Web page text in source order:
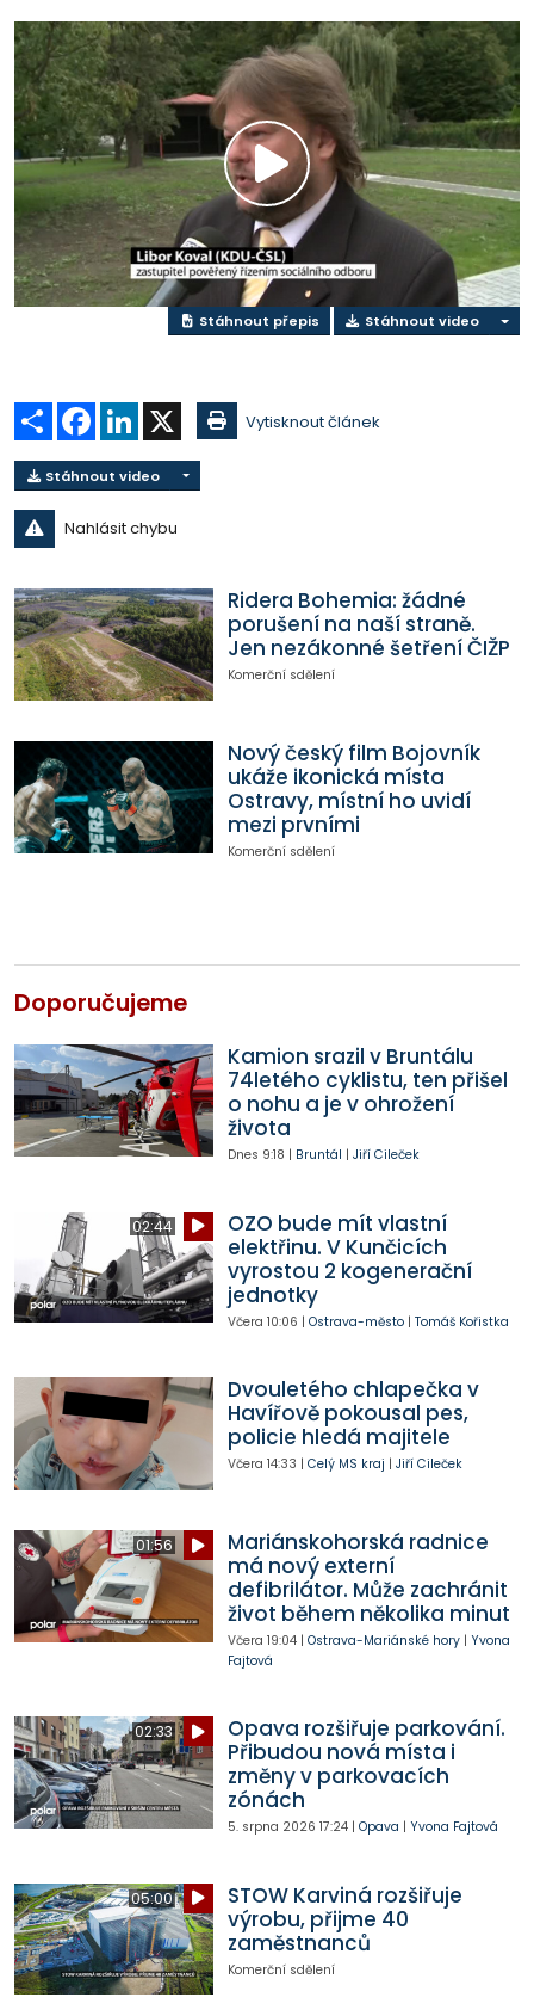
Přehrát
video
Stáhnout přepis Stáhnout video
Sdílet Facebook
LinkedIn Vytisknout článek
Stáhnout video
Nahlásit chybu
Ridera Bohemia: žádné
porušení na naší straně.
Jen nezákonné šetření ČIŽP
Komerční sdělení
Nový český film Bojovník
ukáže ikonická místa
Ostravy, místní ho uvidí
mezi prvními
Komerční sdělení
Doporučujeme
Kamion srazil v Bruntálu
74letého cyklistu, ten přišel
o nohu a je v ohrožení
života
Dnes 9:18 | Bruntál | Jiří Cileček
02:44
OZO bude mít vlastní
elektřinu. V Kunčicích
vyrostou 2 kogenerační
jednotky
Včera 10:06 | Ostrava-město| Tomáš Kořistka
Dvouletého chlapečka v
Havířově pokousal pes,
policie hledá majitele
Včera 14:33 | Celý MS kraj | Jiří Cileček
01:56
Mariánskohorská radnice
má nový externí
defibrilátor. Může zachránit
život během několika minut
Včera 19:04| Ostrava-Mariánské hory| Yvona
Fajtová
02:33
Opava rozšiřuje parkování.
Přibudou nová místa i
změny v parkovacích
zónách
5. srpna 2026 17:24| Opava | Yvona Fajtová
05:00
STOW Karviná rozšiřuje
výrobu, přijme 40
zaměstnanců
Komerční sdělení